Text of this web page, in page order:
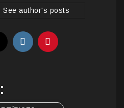
See author's posts